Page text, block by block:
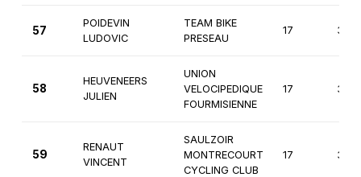
57
POIDEVIN
LUDOVIC
TEAM BIKE
PRESEAU
17
58
HEUVENEERS
JULIEN
UNION
VELOCIPEDIQUE
FOURMISIENNE
17
59
RENAUT
VINCENT
SAULZOIR
MONTRECOURT
CYCLING CLUB
17